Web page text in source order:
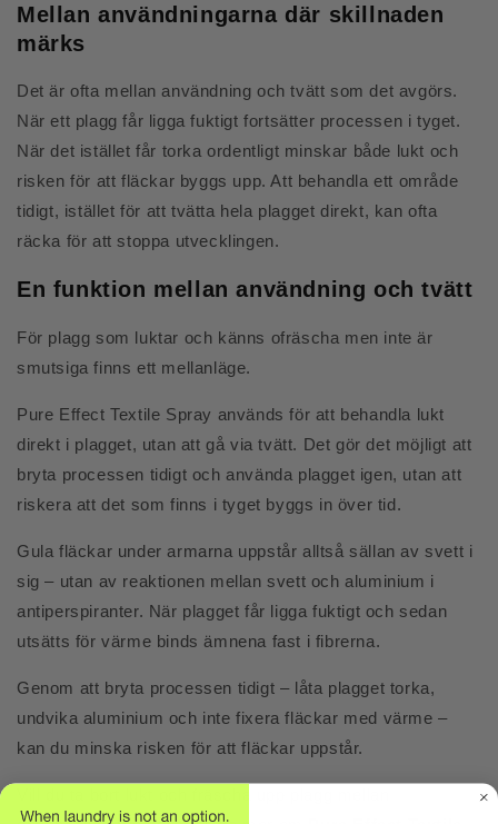
Mellan användningarna där skillnaden
märks
Det är ofta mellan användning och tvätt som det avgörs.
När ett plagg får ligga fuktigt fortsätter processen i tyget.
När det istället får torka ordentligt minskar både lukt och
risken för att fläckar byggs upp. Att behandla ett område
tidigt, istället för att tvätta hela plagget direkt, kan ofta
räcka för att stoppa utvecklingen.
En funktion mellan användning och tvätt
För plagg som luktar och känns ofräscha men inte är
smutsiga finns ett mellanläge.
Pure Effect Textile Spray används för att behandla lukt
direkt i plagget, utan att gå via tvätt. Det gör det möjligt att
bryta processen tidigt och använda plagget igen, utan att
riskera att det som finns i tyget byggs in över tid.
Gula fläckar under armarna uppstår alltså sällan av svett i
sig – utan av reaktionen mellan svett och aluminium i
antiperspiranter. När plagget får ligga fuktigt och sedan
utsätts för värme binds ämnena fast i fibrerna.
Genom att bryta processen tidigt – låta plagget torka,
undvika aluminium och inte fixera fläckar med värme –
kan du minska risken för att fläckar uppstår.